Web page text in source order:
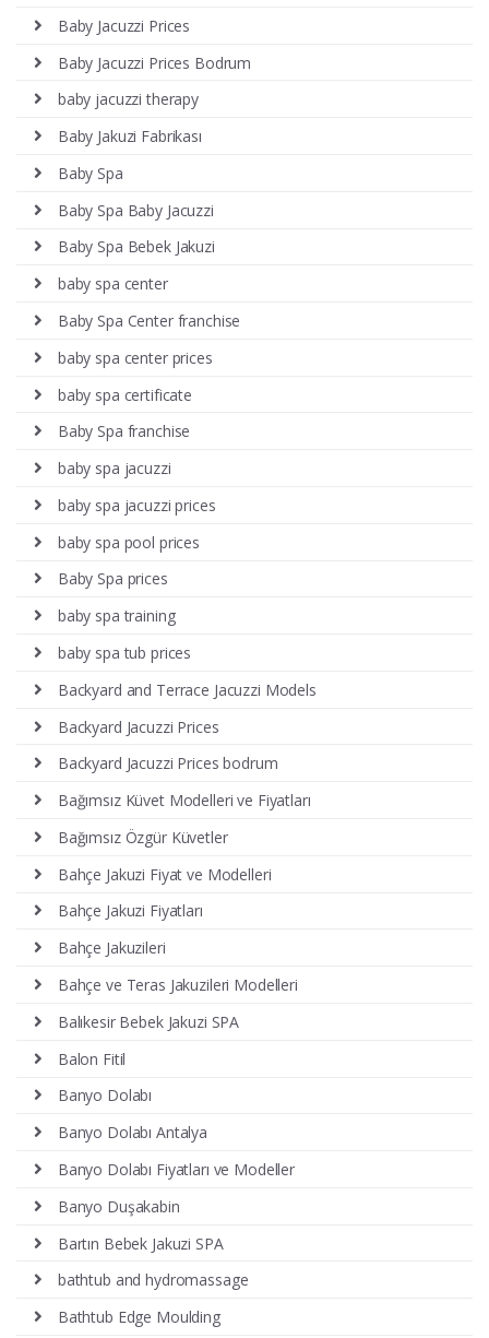
Baby Jacuzzi Prices
Baby Jacuzzi Prices Bodrum
baby jacuzzi therapy
Baby Jakuzi Fabrikası
Baby Spa
Baby Spa Baby Jacuzzi
Baby Spa Bebek Jakuzi
baby spa center
Baby Spa Center franchise
baby spa center prices
baby spa certificate
Baby Spa franchise
baby spa jacuzzi
baby spa jacuzzi prices
baby spa pool prices
Baby Spa prices
baby spa training
baby spa tub prices
Backyard and Terrace Jacuzzi Models
Backyard Jacuzzi Prices
Backyard Jacuzzi Prices bodrum
Bağımsız Küvet Modelleri ve Fiyatları
Bağımsız Özgür Küvetler
Bahçe Jakuzi Fiyat ve Modelleri
Bahçe Jakuzi Fiyatları
Bahçe Jakuzileri
Bahçe ve Teras Jakuzileri Modelleri
Balıkesir Bebek Jakuzi SPA
Balon Fitil
Banyo Dolabı
Banyo Dolabı Antalya
Banyo Dolabı Fiyatları ve Modeller
Banyo Duşakabin
Bartın Bebek Jakuzi SPA
bathtub and hydromassage
Bathtub Edge Moulding